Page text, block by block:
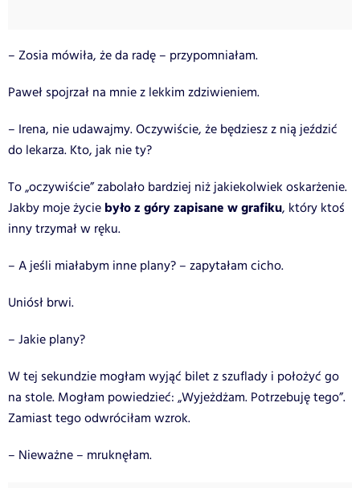
– Zosia mówiła, że da radę – przypomniałam.
Paweł spojrzał na mnie z lekkim zdziwieniem.
– Irena, nie udawajmy. Oczywiście, że będziesz z nią jeździć
do lekarza. Kto, jak nie ty?
To „oczywiście” zabolało bardziej niż jakiekolwiek oskarżenie.
Jakby moje życie było z góry zapisane w grafiku, który ktoś
inny trzymał w ręku.
– A jeśli miałabym inne plany? – zapytałam cicho.
Uniósł brwi.
– Jakie plany?
W tej sekundzie mogłam wyjąć bilet z szuflady i położyć go
na stole. Mogłam powiedzieć: „Wyjeżdżam. Potrzebuję tego”.
Zamiast tego odwróciłam wzrok.
– Nieważne – mruknęłam.